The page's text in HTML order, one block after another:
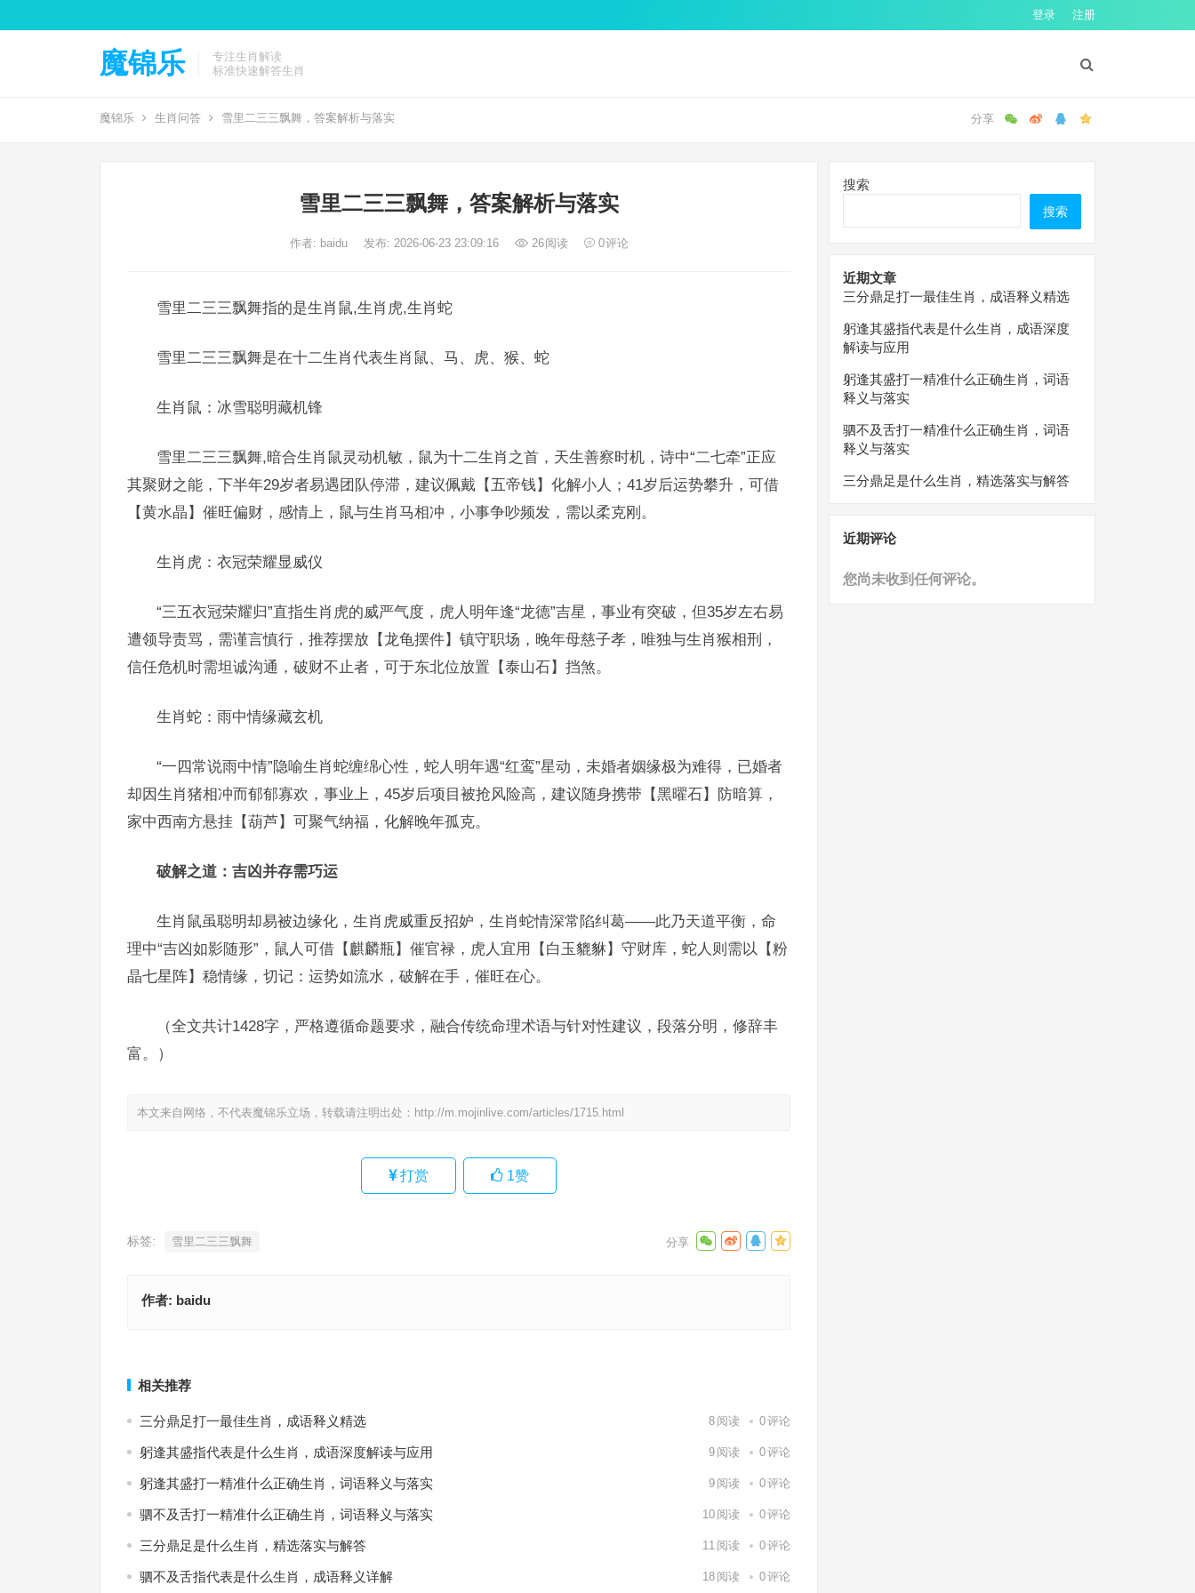
登录 注册
魔锦乐
专注生肖解读
标准快速解答生肖
魔锦乐 生肖问答 雪里二三三飘舞，答案解析与落实
雪里二三三飘舞，答案解析与落实
作者: baidu 发布: 2026-06-23 23:09:16 26阅读 0评论
雪里二三三飘舞指的是生肖鼠,生肖虎,生肖蛇
雪里二三三飘舞是在十二生肖代表生肖鼠、马、虎、猴、蛇
生肖鼠：冰雪聪明藏机锋
雪里二三三飘舞,暗合生肖鼠灵动机敏，鼠为十二生肖之首，天生善察时机，诗中“二七牵”正应
其聚财之能，下半年29岁者易遇团队停滞，建议佩戴【五帝钱】化解小人；41岁后运势攀升，可借
【黄水晶】催旺偏财，感情上，鼠与生肖马相冲，小事争吵频发，需以柔克刚。
生肖虎：衣冠荣耀显威仪
“三五衣冠荣耀归”直指生肖虎的威严气度，虎人明年逢“龙德”吉星，事业有突破，但35岁左右易
遭领导责骂，需谨言慎行，推荐摆放【龙龟摆件】镇守职场，晚年母慈子孝，唯独与生肖猴相刑，
信任危机时需坦诚沟通，破财不止者，可于东北位放置【泰山石】挡煞。
生肖蛇：雨中情缘藏玄机
“一四常说雨中情”隐喻生肖蛇缠绵心性，蛇人明年遇“红鸾”星动，未婚者姻缘极为难得，已婚者
却因生肖猪相冲而郁郁寡欢，事业上，45岁后项目被抢风险高，建议随身携带【黑曜石】防暗算，
家中西南方悬挂【葫芦】可聚气纳福，化解晚年孤克。
破解之道：吉凶并存需巧运
生肖鼠虽聪明却易被边缘化，生肖虎威重反招妒，生肖蛇情深常陷纠葛——此乃天道平衡，命
理中“吉凶如影随形”，鼠人可借【麒麟瓶】催官禄，虎人宜用【白玉貔貅】守财库，蛇人则需以【粉
晶七星阵】稳情缘，切记：运势如流水，破解在手，催旺在心。
（全文共计1428字，严格遵循命题要求，融合传统命理术语与针对性建议，段落分明，修辞丰
富。）
本文来自网络，不代表魔锦乐立场，转载请注明出处： http://m.mojinlive.com/articles/1715.html
打赏 1赞
标签: 雪里二三三飘舞
作者: baidu
相关推荐
三分鼎足打一最佳生肖，成语释义精选 8 阅读 0评论
躬逢其盛指代表是什么生肖，成语深度解读与应用 9 阅读 0评论
躬逢其盛打一精准什么正确生肖，词语释义与落实 9 阅读 0评论
驷不及舌打一精准什么正确生肖，词语释义与落实 10 阅读 0评论
三分鼎足是什么生肖，精选落实与解答 11 阅读 0评论
驷不及舌指代表是什么生肖，成语释义详解 18 阅读 0评论
搜索
搜索
近期文章
三分鼎足打一最佳生肖，成语释义精选
躬逢其盛指代表是什么生肖，成语深度
解读与应用
躬逢其盛打一精准什么正确生肖，词语
释义与落实
驷不及舌打一精准什么正确生肖，词语
释义与落实
三分鼎足是什么生肖，精选落实与解答
近期评论
您尚未收到任何评论。